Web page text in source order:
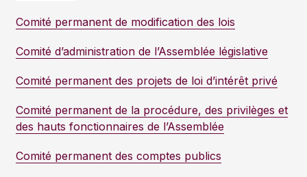
Comité permanent de modification des lois
Comité d’administration de l’Assemblée législative
Comité permanent des projets de loi d’intérêt privé
Comité permanent de la procédure, des privilèges et
des hauts fonctionnaires de l’Assemblée
Comité permanent des comptes publics